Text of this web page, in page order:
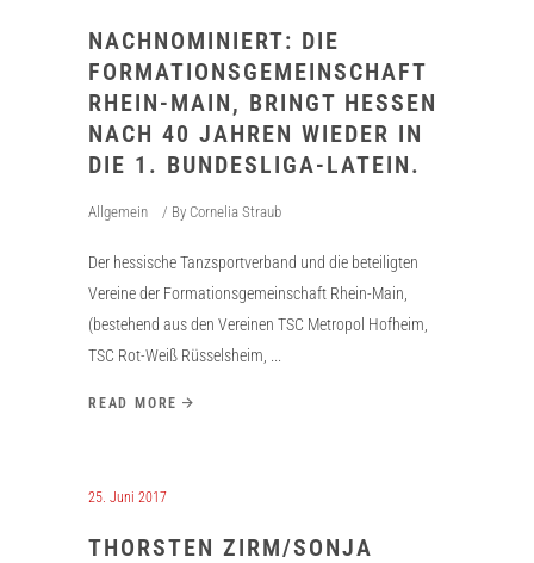
NACHNOMINIERT: DIE
FORMATIONSGEMEINSCHAFT
RHEIN-MAIN, BRINGT HESSEN
NACH 40 JAHREN WIEDER IN
DIE 1. BUNDESLIGA-LATEIN.
Allgemein By Cornelia Straub
Der hessische Tanzsportverband und die beteiligten
Vereine der Formationsgemeinschaft Rhein-Main,
(bestehend aus den Vereinen TSC Metropol Hofheim,
TSC Rot-Weiß Rüsselsheim,
READ MORE
25. Juni 2017
THORSTEN ZIRM/SONJA